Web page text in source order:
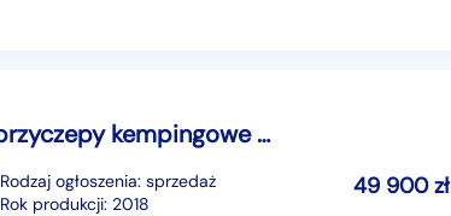
Tabbert pojazd kempingowy przyczepy kempingowe Tabert Bellini 570
Rodzaj ogłoszenia: sprzedaż
Rok produkcji: 2018
49 900zł